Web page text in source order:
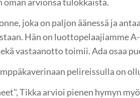
joka on paljon äänessä ja
Hän on luottopelaajiamme
vastaanotto toimii. Ada osaa
pelireissulla on
Tikka arvioi pienen hymyn